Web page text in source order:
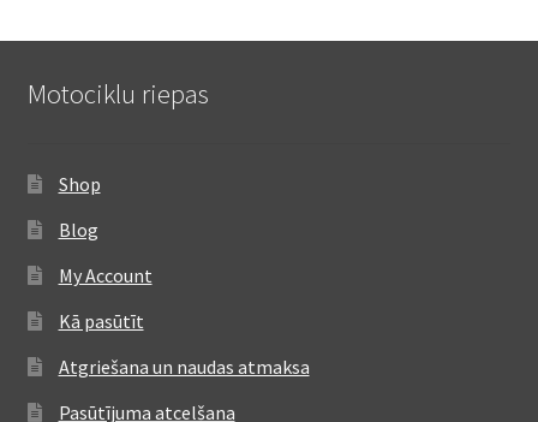
Motociklu riepas
Shop
Blog
My Account
Kā pasūtīt
Atgriešana un naudas atmaksa
Pasūtījuma atcelšana